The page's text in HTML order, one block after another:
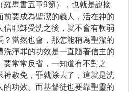
羅馬書五章9節），也就是說接
前要成為聖潔的義人，活在神的
信耶穌受洗之後，就不會有軟弱
？當然也會，那怎能稱為聖潔的
洗淨罪的功效是一直隨著信主的
要常常反省，一知道有不對之
神赦免，罪就除去了，這就是洗
的功效。而基督徒也要靠聖靈的